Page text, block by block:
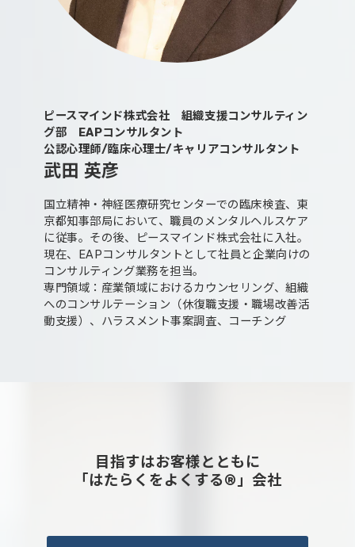
ピースマインド株式会社 組織支援コンサルティン
グ部 EAPコンサルタント
公認心理師/臨床心理士/キャリアコンサルタント
武田 英彦
国立精神・神経医療研究センターでの臨床検査、東
京都知事部局において、職員のメンタルヘルスケア
に従事。その後、ピースマインド株式会社に入社。
現在、EAPコンサルタントとして社員と企業向けの
コンサルティング業務を担当。
専門領域：産業領域におけるカウンセリング、組織
へのコンサルテーション（休復職支援・職場改善活
動支援）、ハラスメント事案調査、コーチング
目指すはお客様とともに
「はたらくをよくする®」会社